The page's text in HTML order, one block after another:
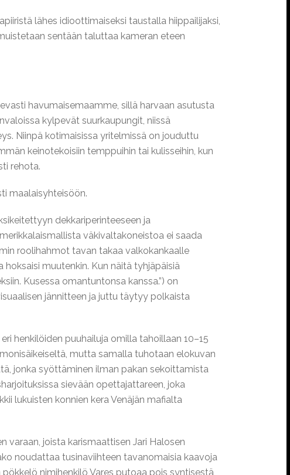
lähes idioottimaiseksi taustalla hiippailijaksi,
sentään taluttaa kameran eteen
havumaisemaamme, sillä harvaan asutusta
kylpevät suurkaupungit, niissä
Niinpä kotimaisissa yritelmissä on jouduttu
keinotekoisiin temppuihin tai kulisseihin, kun
rehota.
maalaisyhteisöön.
dekkariperinteeseen ja
väkivaltakoneistoa ei saada
roolihahmot tavan takaa valkokankaalle
muutenkin. Kun näitä tyhjäpäisiä
Kusessa omantuntonsa kanssa.”) on
jännitteen ja juttu täytyy polkaista
henkilöiden puuhailuja omilla tahoillaan 10–15
mutta samalla tuhotaan elokuvan
jonka syöttäminen ilman pakan sekoittamista
sievään opettajattareen, joka
lukuisten konnien kera Venäjän mafialta
varaan, joista karismaattisen Jari Halosen
noudattaa tusinaviihteen tavanomaisia kaavoja
nimihenkilö Vares putoaa pois syntisestä